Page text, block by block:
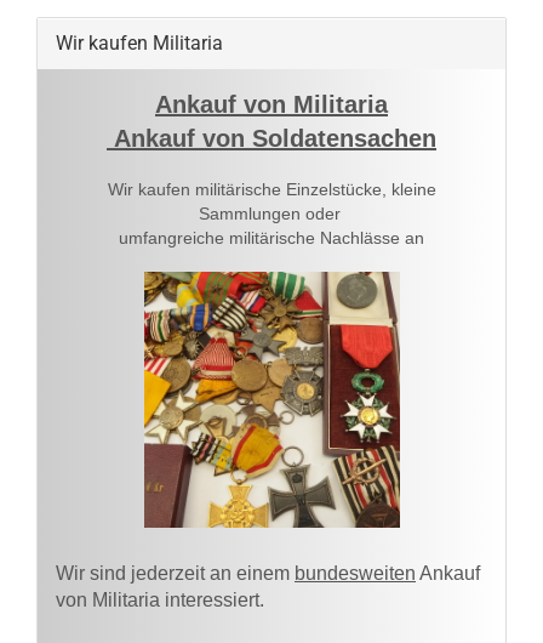
Wir kaufen Militaria
Ankauf von Militaria
Ankauf von Soldatensachen
Wir kaufen militärische Einzelstücke, kleine
Sammlungen oder
umfangreiche militärische Nachlässe an
Wir sind jederzeit an einem bundesweiten Ankauf
von Militaria interessiert.